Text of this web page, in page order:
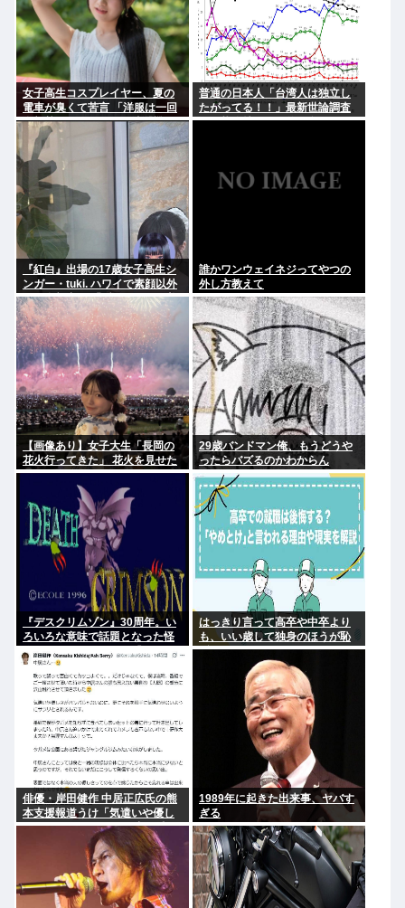
女子高生コスプレイヤー、夏の
電車が臭くて苦言 「洋服は一回
全部熱湯につけよう！洗濯機は
キッチンハイター薄めた水で一
回まわそう！」
普通の日本人「台湾人は独立し
たがってる！！」最新世論調査
で現状維持が圧倒的に多いこと
『紅白』出場の17歳女子高生シ
ンガー・tuki. ハワイで素顔以外
ほぼ全部出し 「隠しきれない美
貌」とSNSざわつく
誰かワンウェイネジってやつの
外し方教えて
【画像あり】女子大生「長岡の
花火行ってきた」 花火を見せた
いのか自分を見せたいのかどっ
29歳バンドマン俺、もうどうや
ったらバズるのかわからん
『デスクリムゾン』30周年。い
ろいろな意味で話題となった怪
作ガンシューティング『デスク
リムゾン』の思い出
はっきり言って高卒や中卒より
も、いい歳して独身のほうが恥
ずかしいよな
俳優・岸田健作 中居正広氏の熊
本支援報道うけ「気遣いや優し
さがハンパじゃない」 中居氏と
の思い出を回顧
1989年に起きた出来事、ヤバす
ぎる